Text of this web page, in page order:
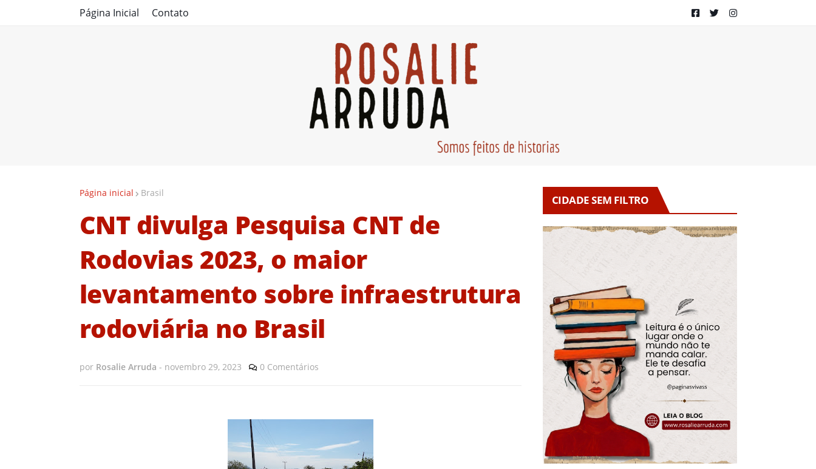
Página Inicial Contato
Página inicial Brasil
CNT divulga Pesquisa CNT de
Rodovias 2023, o maior
levantamento sobre infraestrutura
rodoviária no Brasil
por Rosalie Arruda - novembro 29, 2023 0 Comentários
CIDADE SEM FILTRO